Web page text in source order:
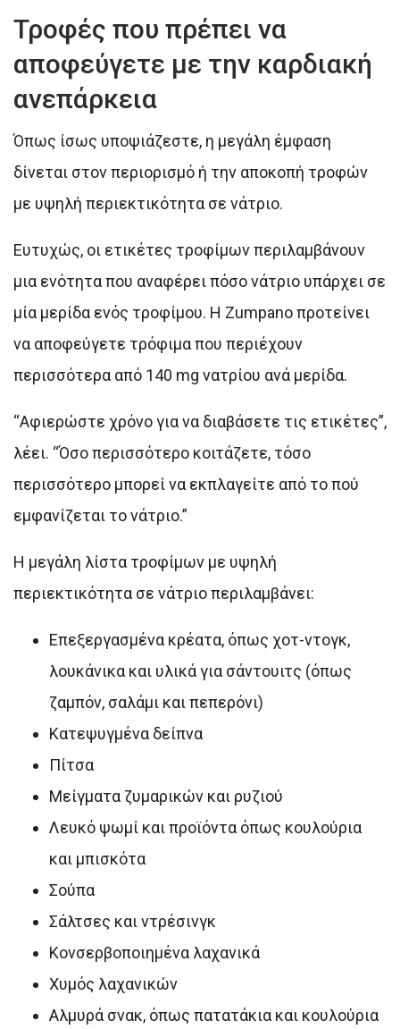
Τροφές που πρέπει να
αποφεύγετε με την καρδιακή
ανεπάρκεια
Όπως ίσως υποψιάζεστε, η μεγάλη έμφαση
δίνεται στον περιορισμό ή την αποκοπή τροφών
με υψηλή περιεκτικότητα σε νάτριο.
Ευτυχώς, οι ετικέτες τροφίμων περιλαμβάνουν
μια ενότητα που αναφέρει πόσο νάτριο υπάρχει σε
μία μερίδα ενός τροφίμου. Η Zumpano προτείνει
να αποφεύγετε τρόφιμα που περιέχουν
περισσότερα από 140 mg νατρίου ανά μερίδα.
“Αφιερώστε χρόνο για να διαβάσετε τις ετικέτες”,
λέει. “Όσο περισσότερο κοιτάζετε, τόσο
περισσότερο μπορεί να εκπλαγείτε από το πού
εμφανίζεται το νάτριο.”
Η μεγάλη λίστα τροφίμων με υψηλή
περιεκτικότητα σε νάτριο περιλαμβάνει:
Επεξεργασμένα κρέατα, όπως χοτ-ντογκ,
λουκάνικα και υλικά για σάντουιτς (όπως
ζαμπόν, σαλάμι και πεπερόνι)
Κατεψυγμένα δείπνα
Πίτσα
Μείγματα ζυμαρικών και ρυζιού
Λευκό ψωμί και προϊόντα όπως κουλούρια
και μπισκότα
Σούπα
Σάλτσες και ντρέσινγκ
Κονσερβοποιημένα λαχανικά
Χυμός λαχανικών
Αλμυρά σνακ, όπως πατατάκια και κουλούρια